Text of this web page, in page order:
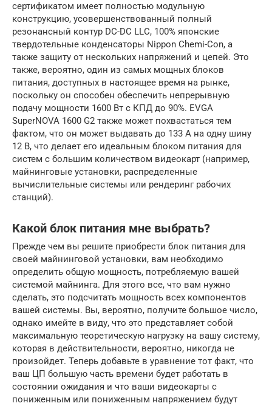
сертификатом имеет полностью модульную
конструкцию, усовершенствованный полный
резонансный контур DC-DC LLC, 100% японские
твердотельные конденсаторы Nippon Chemi-Con, а
также защиту от нескольких напряжений и цепей. Это
также, вероятно, один из самых мощных блоков
питания, доступных в настоящее время на рынке,
поскольку он способен обеспечить непрерывную
подачу мощности 1600 Вт с КПД до 90%. EVGA
SuperNOVA 1600 G2 также может похвастаться тем
фактом, что он может выдавать до 133 А на одну шину
12 В, что делает его идеальным блоком питания для
систем с большим количеством видеокарт (например,
майнинговые установки, распределенные
вычислительные системы или рендеринг рабочих
станций).
Какой блок питания мне выбрать?
Прежде чем вы решите приобрести блок питания для
своей майнинговой установки, вам необходимо
определить общую мощность, потребляемую вашей
системой майнинга. Для этого все, что вам нужно
сделать, это подсчитать мощность всех компонентов
вашей системы. Вы, вероятно, получите большое число,
однако имейте в виду, что это представляет собой
максимальную теоретическую нагрузку на вашу систему,
которая в действительности, вероятно, никогда не
произойдет. Теперь добавьте в уравнение тот факт, что
ваш ЦП большую часть времени будет работать в
состоянии ожидания и что ваши видеокарты с
пониженным или пониженным напряжением будут